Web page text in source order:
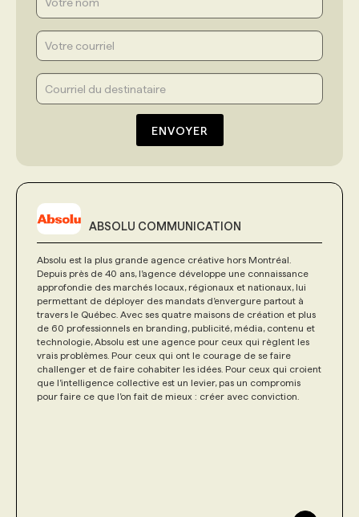
ENVOYER
ABSOLU COMMUNICATION
Absolu est la plus grande agence créative hors Montréal.
Depuis près de 40 ans, l’agence développe une connaissance
approfondie des marchés locaux, régionaux et nationaux, lui
permettant de déployer des mandats d’envergure partout à
travers le Québec. Avec ses quatre maisons de création et plus
de 60 professionnels en branding, publicité, média, contenu et
technologie, Absolu est une agence pour ceux qui règlent les
vrais problèmes. Pour ceux qui ont le courage de se faire
challenger et de faire cohabiter les idées. Pour ceux qui croient
que l’intelligence collective est un levier, pas un compromis
pour faire ce que l’on fait de mieux : créer avec conviction.